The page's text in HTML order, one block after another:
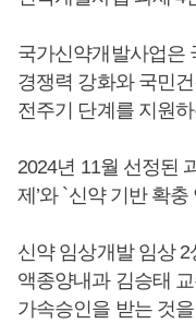
국가신약개발사업은
경쟁력 강화와 국민
전주기 단계를 지원
2024년 11월 선정된
제’와 `신약 기반 확
신약 임상개발 임상
액종양내과 김승태
가속승인을 받는 것